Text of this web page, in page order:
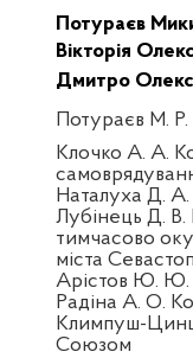
Потураєв
Вікторія
Дмитро
Потураєв М. Р.
Клочко А. А.
Наталуха Д. А.
Лубінець Д. В.
тимчасово
міста
Арістов Ю. Ю.
Радіна А. О.
Климпуш-
Союзом